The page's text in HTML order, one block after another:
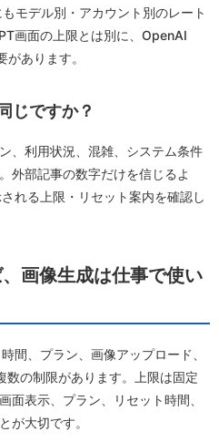
モデル別・アカウント別のレート
画面の上限とは別に、OpenAI
あります。
じですか？
、利用状況、混雑、システム条件
外部記事の数字だけを信じるよ
れる上限・リセット案内を確認し
画像生成は仕事で使い
間、プラン、画像アップロード、
数の制限があります。上限は固定
面表示、プラン、リセット時間、
が大切です。